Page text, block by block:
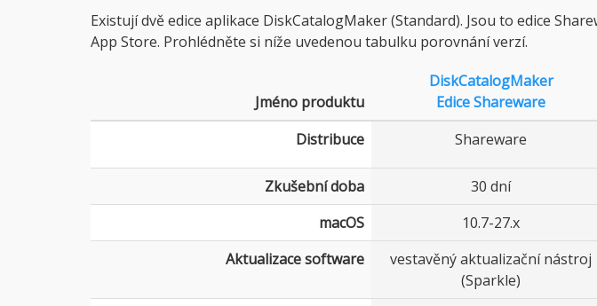
Existují dvě edice aplikace DiskCatalogMaker (Standard). Jsou to edice
App Store. Prohlédněte si níže uvedenou tabulku porovnání verzí.
Jméno produktu
DiskCatalogMaker
Edice Shareware
Distribuce
Shareware
Zkušební doba 30 dní
macOS
10.7-27.x
Aktualizace software
vestavěný aktualizační nástroj
(Sparkle)